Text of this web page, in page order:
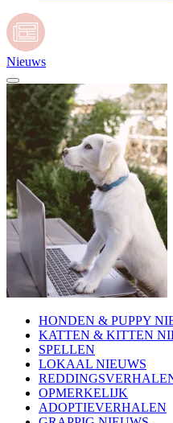
Nieuws
HONDEN & PUPPY
KATTEN & KITTEN
SPELLEN
LOKAAL NIEUWS
OPMERKELIJK
ADOPTIEVERHALEN